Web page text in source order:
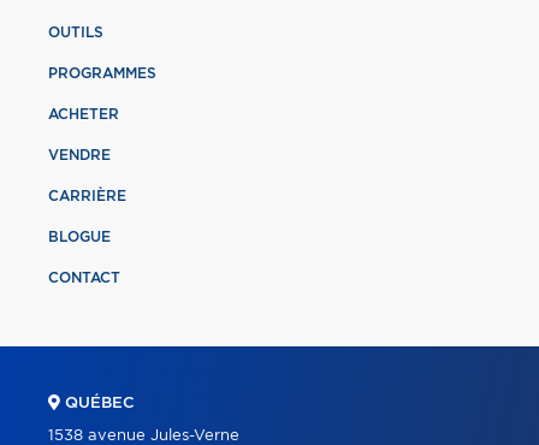
OUTILS
PROGRAMMES
ACHETER
VENDRE
CARRIÈRE
BLOGUE
CONTACT
QUÉBEC
1538 avenue Jules-Verne